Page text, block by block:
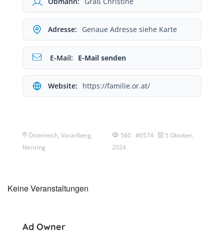
Adresse: Genaue Adresse siehe Karte
E-Mail: E-Mail senden
Website: https://familie.or.at/
Österreich, Vorarlberg,
Nenzing
560 #6574
5 Oktober,
2024
Keine Veranstaltungen
Ad Owner